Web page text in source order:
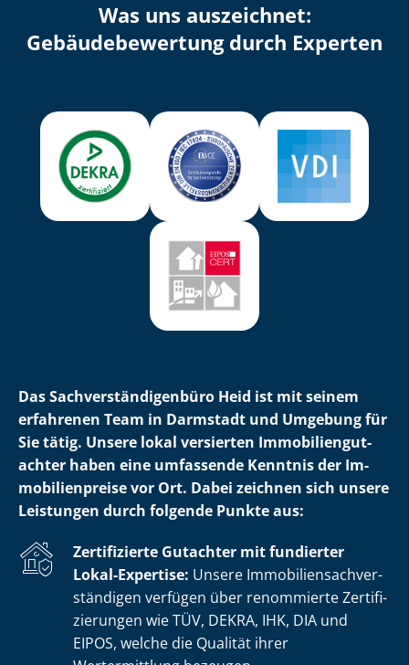
Was uns auszeichnet:
Ge­bäu­de­be­wer­tung durch Experten
Das Sach­ver­stän­di­gen­bü­ro Heid ist mit seinem
erfahrenen Team in Darmstadt und Umgebung für
Sie tätig. Unsere lokal versierten Im­mo­bi­li­en­gut­
ach­ter haben eine umfassende Kenntnis der Im­
mo­bi­li­en­prei­se vor Ort. Dabei zeichnen sich unsere
Leistungen durch folgende Punkte aus:
Zertifizierte Gutachter mit fundierter
Lokal-Expertise: Unsere Im­mo­bi­li­en­sach­ver­
stän­di­gen verfügen über renommierte Zer­ti­fi­
zie­run­gen wie TÜV, DEKRA, IHK, DIA und
EIPOS, welche die Qualität ihrer